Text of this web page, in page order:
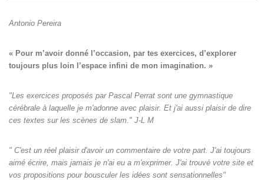
Antonio Pereira
« Pour m’avoir donné l’occasion, par tes exercices, d’explorer
toujours plus loin l’espace infini de mon imagination. »
"Les exercices proposés par Pascal Perrat sont une gymnastique
cérébrale à laquelle je m'adonne avec plaisir. Et j'ai aussi plaisir de dire
ces textes sur les scènes de slam." J-L M
" C'est un réel plaisir d'avoir un commentaire de votre part. J'ai toujours
aimé écrire, mais jamais je n'ai eu a m'exprimer. J'ai trouvé votre site et
vos propositions pour bousculer les idées sont sensationnelles"